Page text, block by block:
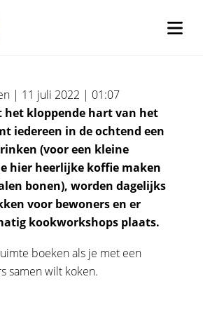
validatiedoeleinden en moet niet worden
validatiedoeleinden en moet niet worden
(€30)
Hilversum (€50)
| 11 juli 2022 | 01:07
het kloppende hart van het
iedereen in de ochtend een
(voor een kleine
hier heerlijke koffie maken
bonen), worden dagelijks
voor bewoners en er
kookworkshops plaats.
boeken als je met een
samen wilt koken.